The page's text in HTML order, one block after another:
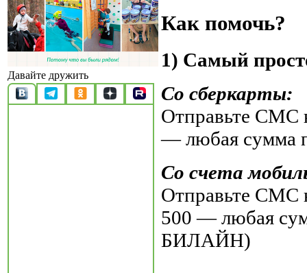
Давайте дружить
Как помочь?
1) Самый
Со сберкарты:
Отправьте СМС
— любая сумма
Со счета
Отправьте СМС
500 — любая
БИЛАЙН)